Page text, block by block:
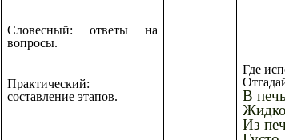
Словесный: ответы на
вопросы.
Практический:
составление этапов.
Где
В
Из